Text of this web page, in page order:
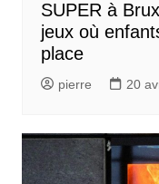
SUPER à
jeux où
place
pierre 20